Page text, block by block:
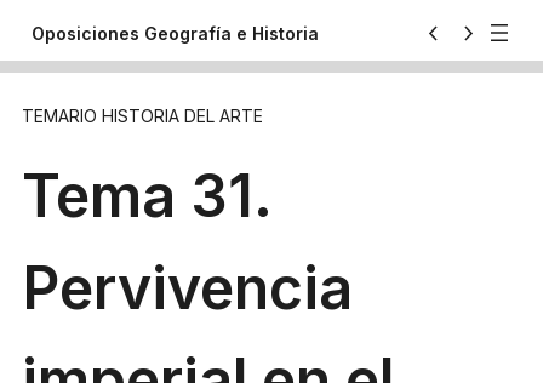
Oposiciones Geografía e Historia
Tema 59. Evolución de las artes
plásticas en el siglo XIX y hasta 1914
Previsualización
TEMARIO HISTORIA DEL ARTE
Tema 31.
Pervivencia